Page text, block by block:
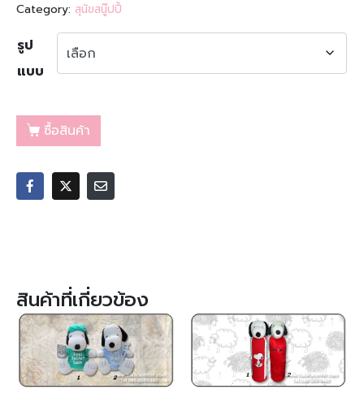
Category: สุนัขสนู๊ปปี้
รูป
แบบ
ซื้อสินค้า
สินค้าที่เกี่ยวข้อง